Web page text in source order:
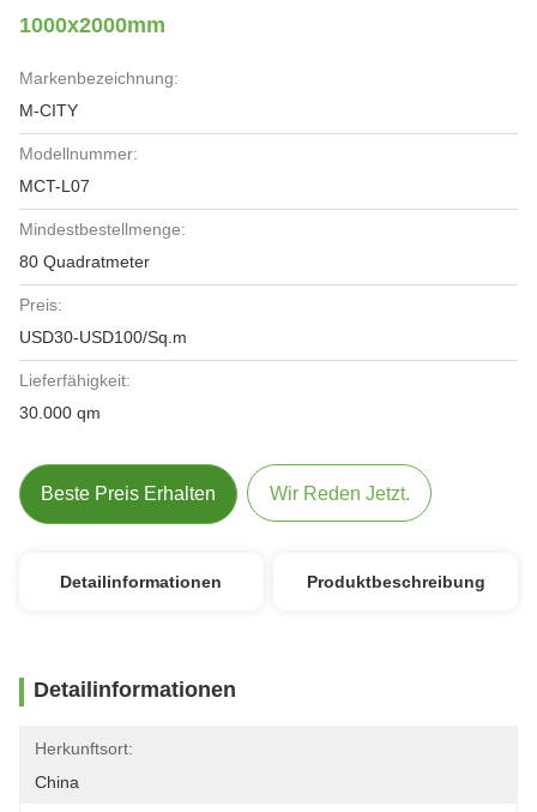
1000x2000mm
Markenbezeichnung:
M-CITY
Modellnummer:
MCT-L07
Mindestbestellmenge:
80 Quadratmeter
Preis:
USD30-USD100/Sq.m
Lieferfähigkeit:
30.000 qm
Beste Preis Erhalten Wir Reden Jetzt.
Detailinformationen Produktbeschreibung
Detailinformationen
Herkunftsort:
China